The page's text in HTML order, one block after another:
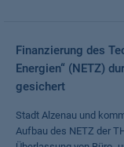
Finanzierung des
Energien“ (NETZ)
gesichert
Stadt Alzenau und
Aufbau des NETZ der